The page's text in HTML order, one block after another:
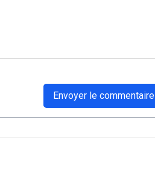
Envoyer le commentaire